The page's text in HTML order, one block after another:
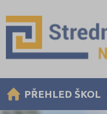
PŘEHLED ŠKOL